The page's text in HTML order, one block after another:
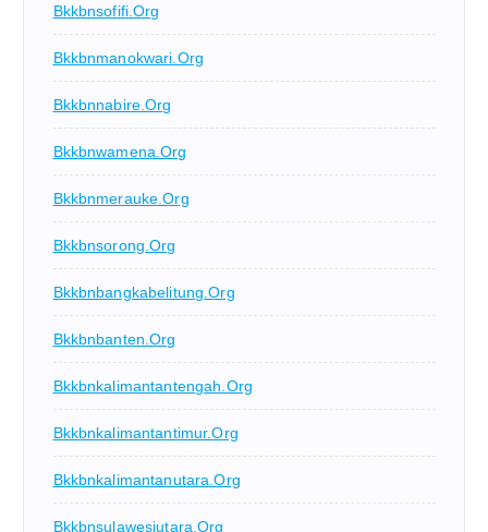
Bkkbnsofifi.org
Bkkbnmanokwari.org
Bkkbnnabire.org
Bkkbnwamena.org
Bkkbnmerauke.org
Bkkbnsorong.org
Bkkbnbangkabelitung.org
Bkkbnbanten.org
Bkkbnkalimantantengah.org
Bkkbnkalimantantimur.org
Bkkbnkalimantanutara.org
Bkkbnsulawesiutara.org